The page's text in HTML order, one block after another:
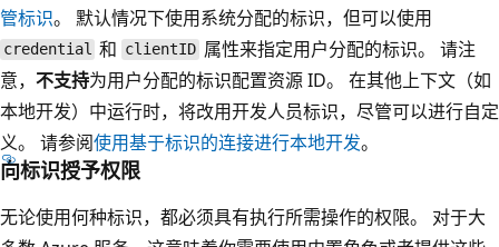
管标识。 默认情况下使用系统分配的标识，但可以使用
credential 和 clientID 属性来指定用户分配的标识。 请注
意， 不支持为用户分配的标识配置资源 ID。 在其他上下文（如
本地开发）中运行时，将改用开发人员标识，尽管可以进行自定
义。 请参阅使用基于标识的连接进行本地开发。
向标识授予权限
无论使用何种标识，都必须具有执行所需操作的权限。 对于大